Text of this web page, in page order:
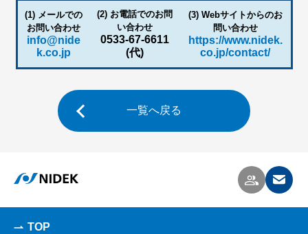
(1) メールでの
お問い合わせ
info@nide
k.co.jp
(2) お電話でのお問
い合わせ
0533-67-6611
(代)
(3) Webサイトからのお
問い合わせ
https://www.nidek.
co.jp/contact/
一覧へ戻る
TOP